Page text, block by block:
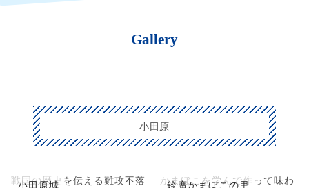
Gallery
小田原
小田原城
戦国の歴史を伝える難攻不落
鈴廣かまぼこの里
かまぼこを学んで作って味わ